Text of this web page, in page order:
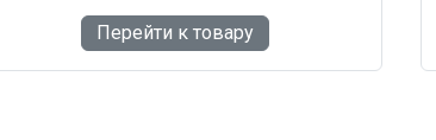
Перейти к товару